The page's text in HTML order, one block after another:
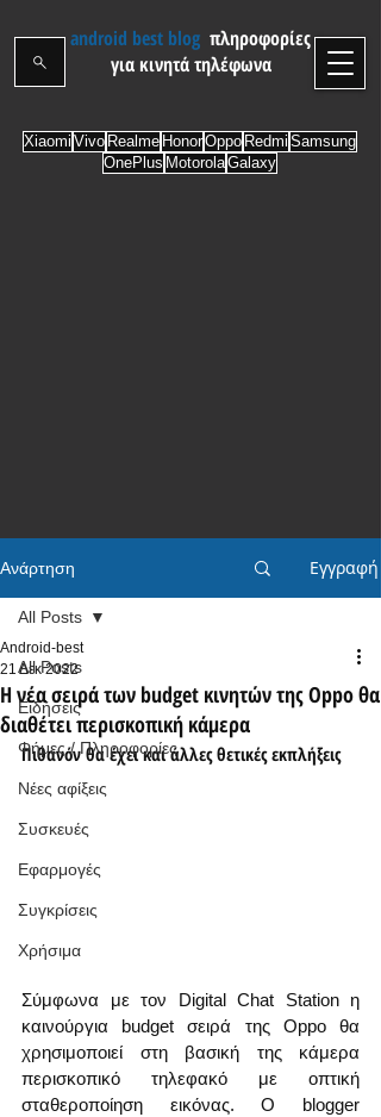
android best blog πληροφορίες
για κινητά τηλέφωνα
Xiaomi Vivo Realme HonorOppo Redmi Samsung
OnePlus MotorolaGalaxy
Ανάρτηση Εγγραφή
All Posts
Ειδήσεις
Φήμες / Πληροφορίες
Νέες αφίξεις
Συσκευές
Εφαρμογές
Συγκρίσεις
Χρήσιμα
All Posts
Η νέα σειρά των budget κινητών της Oppo θα
διαθέτει περισκοπική κάμερα
Android-best
21 Δεκ 2022
Πιθανόν θα έχει και άλλες θετικές εκπλήξεις
Σύμφωνα με τον Digital Chat Station η
καινούργια budget σειρά της Oppo θα
χρησιμοποιεί στη βασική της κάμερα
περισκοπικό τηλεφακό με οπτική
σταθεροποίηση εικόνας. Ο blogger